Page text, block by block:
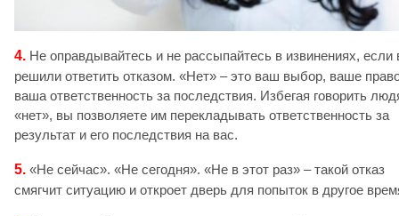
4. Не оправдывайтесь и не рассыпайтесь в извинениях, если
решили ответить отказом. «Нет» – это ваш выбор, ваше
ваша ответственность за последствия. Избегая говорить
«нет», вы позволяете им перекладывать ответственность за
результат и его последствия на вас.
5. «Не сейчас». «Не сегодня». «Не в этот раз» – такой отказ
смягчит ситуацию и откроет дверь для попыток в другое